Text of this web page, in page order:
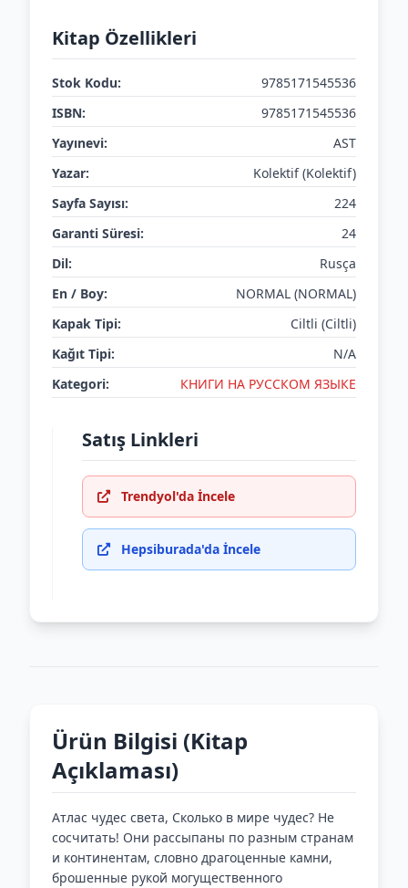
Kitap Özellikleri
Stok Kodu:
9785171545536
ISBN:
9785171545536
Yayınevi:
AST
Yazar:
Kolektif (Kolektif)
Sayfa Sayısı:
224
Garanti Süresi:
24
Dil:
Rusça
En / Boy:
NORMAL (NORMAL)
Kapak Tipi:
Ciltli (Ciltli)
Kağıt Tipi:
N/A
Kategori:
КНИГИ НА РУССКОМ ЯЗЫКЕ
Satış Linkleri
Trendyol'da İncele
Hepsiburada'da İncele
Ürün Bilgisi (Kitap
Açıklaması)
Атлас чудес света, Сколько в мире чудес? Не
сосчитать! Они рассыпаны по разным странам
и континентам, словно драгоценные камни,
брошенные рукой могущественного